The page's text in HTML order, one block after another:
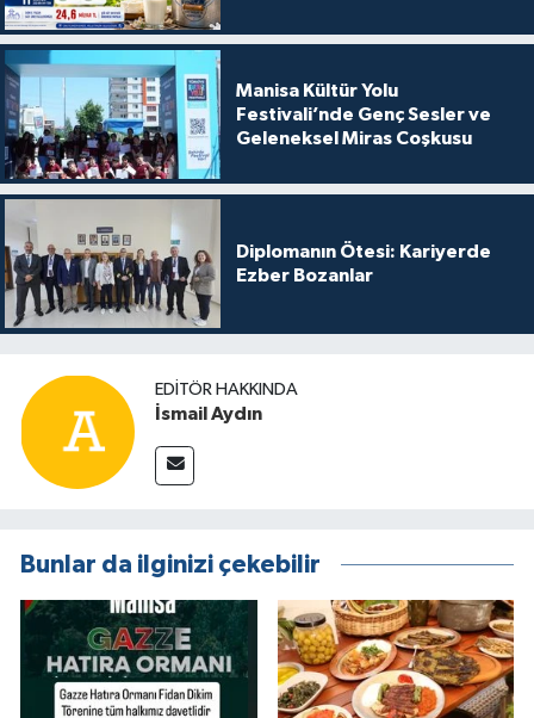
Manisa Kültür Yolu
Festivali’nde Genç Sesler ve
Geleneksel Miras Coşkusu
Diplomanın Ötesi: Kariyerde
Ezber Bozanlar
EDITÖR HAKKINDA
İsmail Aydın
Bunlar da ilginizi çekebilir